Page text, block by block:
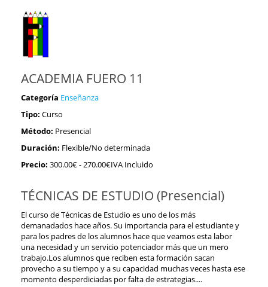
ACADEMIA FUERO 11
Categoría Enseñanza
Tipo: Curso
Método: Presencial
Duración: Flexible/No determinada
Precio: 300.00€- 270.00€IVA Incluido
TÉCNICAS DE ESTUDIO (Presencial)
El curso de Técnicas de Estudio es uno de los más
demanadados hace años. Su importancia para el estudiante y
para los padres de los alumnos hace que veamos esta labor
una necesidad y un servicio potenciador más que un mero
trabajo.Los alumnos que reciben esta formación sacan
provecho a su tiempo y a su capacidad muchas veces hasta ese
momento desperdiciadas por falta de estrategias....